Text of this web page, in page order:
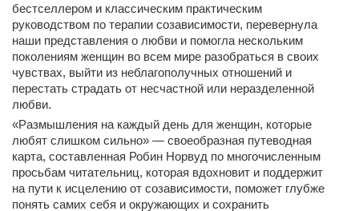
бестселлером и классическим практическим
руководством по терапии созависимости, перевернула
наши представления о любви и помогла нескольким
поколениям женщин во всем мире разобраться в своих
чувствах, выйти из неблагополучных отношений и
перестать страдать от несчастной или неразделенной
любви.
«Размышления на каждый день для женщин, которые
любят слишком сильно» — своеобразная путеводная
карта, составленная Робин Норвуд по многочисленным
просьбам читательниц, которая вдохновит и поддержит
на пути к исцелению от созависимости, поможет глубже
понять самих себя и окружающих и сохранить